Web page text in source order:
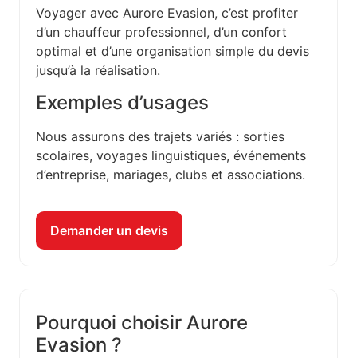
Voyager avec Aurore Evasion, c’est profiter
d’un chauffeur professionnel, d’un confort
optimal et d’une organisation simple du devis
jusqu’à la réalisation.
Exemples d’usages
Nous assurons des trajets variés : sorties
scolaires, voyages linguistiques, événements
d’entreprise, mariages, clubs et associations.
Demander un devis
Pourquoi choisir Aurore
Evasion ?